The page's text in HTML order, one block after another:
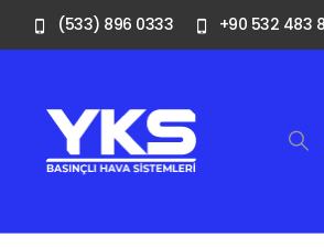
(533) 896 0333 +90 532 483